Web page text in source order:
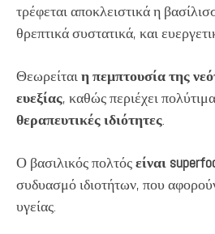
τρέφεται αποκλειστικά η
θρεπτικά συστατικά, και
Θεωρείταιη πεμπτουσία της
ευεξίας, καθώς περιέχει
θεραπευτικές ιδιότητες.
Ο βασιλικός πολτόςείναι
συδυασμό ιδιοτήτων, που
υγείας.